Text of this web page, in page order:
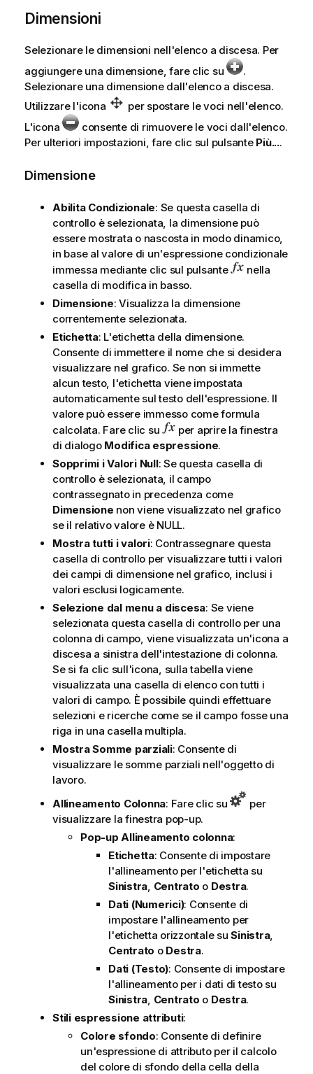
Dimensioni
Selezionare le dimensioni nell'elenco a discesa. Per
aggiungere una dimensione, fare clic su
.
Selezionare una dimensione dall'elenco a discesa.
Utilizzare l'icona
per spostare le voci nell'elenco.
L'icona
consente di rimuovere le voci dall'elenco.
Per ulteriori impostazioni, fare clic sul pulsante Più....
Dimensione
Abilita Condizionale: Se questa casella di
controllo è selezionata, la dimensione può
essere mostrata o nascosta in modo dinamico,
in base al valore di un'espressione condizionale
immessa mediante clic sul pulsante
nella
casella di modifica in basso.
Dimensione: Visualizza la dimensione
correntemente selezionata.
Etichetta: L'etichetta della dimensione.
Consente di immettere il nome che si desidera
visualizzare nel grafico. Se non si immette
alcun testo, l'etichetta viene impostata
automaticamente sul testo dell'espressione. Il
valore può essere immesso come formula
calcolata. Fare clic su
per aprire la finestra
di dialogo Modifica espressione.
Sopprimi i Valori Null: Se questa casella di
controllo è selezionata, il campo
contrassegnato in precedenza come
Dimensione non viene visualizzato nel grafico
se il relativo valore è NULL.
Mostra tutti i valori: Contrassegnare questa
casella di controllo per visualizzare tutti i valori
dei campi di dimensione nel grafico, inclusi i
valori esclusi logicamente.
Selezione dal menu a discesa: Se viene
selezionata questa casella di controllo per una
colonna di campo, viene visualizzata un'icona a
discesa a sinistra dell'intestazione di colonna.
Se si fa clic sull'icona, sulla tabella viene
visualizzata una casella di elenco con tutti i
valori di campo. È possibile quindi effettuare
selezioni e ricerche come se il campo fosse una
riga in una casella multipla.
Mostra Somme parziali: Consente di
visualizzare le somme parziali nell'oggetto di
lavoro.
Allineamento Colonna: Fare clic su
per
visualizzare la finestra pop-up.
Pop-up Allineamento colonna:
Etichetta: Consente di impostare
l'allineamento per l'etichetta su
Sinistra, Centrato o Destra.
Dati (Numerici): Consente di
impostare l'allineamento per
l'etichetta orizzontale suSinistra,
Centrato o Destra.
Dati (Testo): Consente di impostare
l'allineamento per i dati di testo su
Sinistra, Centrato o Destra.
Stili espressione attributi:
Colore sfondo: Consente di definire
un'espressione di attributo per il calcolo
del colore di sfondo della cella della